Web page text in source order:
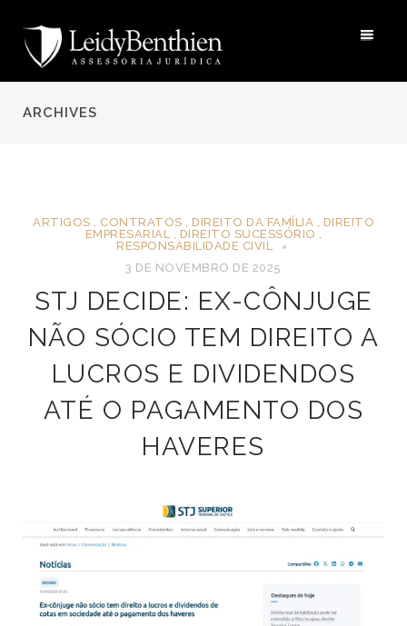
ARCHIVES
ARTIGOS , CONTRATOS , DIREITO DA FAMÍLIA , DIREITO
EMPRESARIAL , DIREITO SUCESSÓRIO ,
RESPONSABILIDADE CIVIL
3 DE NOVEMBRO DE 2025
STJ DECIDE: EX-CÔNJUGE
NÃO SÓCIO TEM DIREITO A
LUCROS E DIVIDENDOS
ATÉ O PAGAMENTO DOS
HAVERES